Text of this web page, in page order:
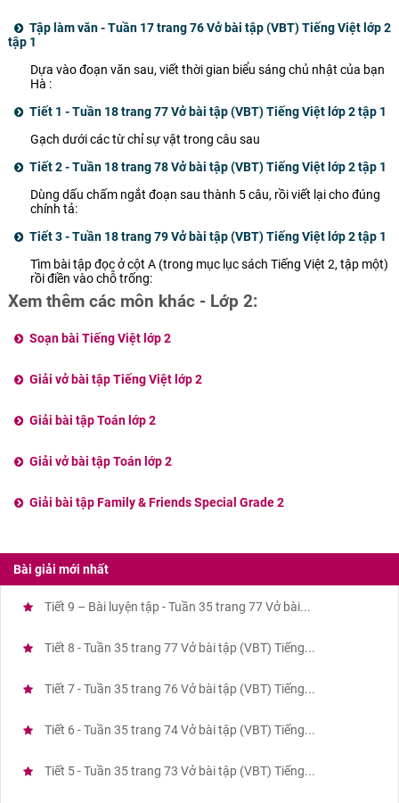
Tập làm văn - Tuần 17 trang 76 Vở bài tập (VBT) Tiếng Việt lớp 2
tập 1
Dựa vào đoạn văn sau, viết thời gian biểu sáng chủ nhật của bạn
Hà :
Tiết 1 - Tuần 18 trang 77 Vở bài tập (VBT) Tiếng Việt lớp 2 tập 1
Gạch dưới các từ chỉ sự vật trong câu sau
Tiết 2 - Tuần 18 trang 78 Vở bài tập (VBT) Tiếng Việt lớp 2 tập 1
Dùng dấu chấm ngắt đoạn sau thành 5 câu, rồi viết lại cho đúng
chính tả:
Tiết 3 - Tuần 18 trang 79 Vở bài tập (VBT) Tiếng Việt lớp 2 tập 1
Tìm bài tập đọc ở cột A (trong mục lục sách Tiếng Việt 2, tập một)
rồi điền vào chỗ trống:
Xem thêm các môn khác - Lớp 2:
Soạn bài Tiếng Việt lớp 2
Giải vở bài tập Tiếng Việt lớp 2
Giải bài tập Toán lớp 2
Giải vở bài tập Toán lớp 2
Giải bài tập Family & Friends Special Grade 2
Bài giải mới nhất
Tiết 9 – Bài luyện tập - Tuần 35 trang 77 Vở bài...
Tiết 8 - Tuần 35 trang 77 Vở bài tập (VBT) Tiếng...
Tiết 7 - Tuần 35 trang 76 Vở bài tập (VBT) Tiếng...
Tiết 6 - Tuần 35 trang 74 Vở bài tập (VBT) Tiếng...
Tiết 5 - Tuần 35 trang 73 Vở bài tập (VBT) Tiếng...